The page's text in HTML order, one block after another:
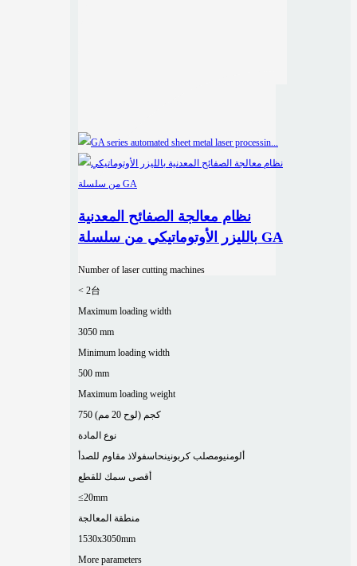
نظام معالجة الصفائح المعدنية
بالليزر الأوتوماتيكي من سلسلة GA
Number of laser cutting machines
< 2台
Maximum loading width
3050 mm
Minimum loading width
500 mm
Maximum loading weight
750 كجم (لوح 20 مم)
نوع المادة
ألومنيومصلب كربونينحاسفولاذ مقاوم للصدأ
أقصى سمك للقطع
≤20mm
منطقة المعالجة
1530x3050mm
More parameters